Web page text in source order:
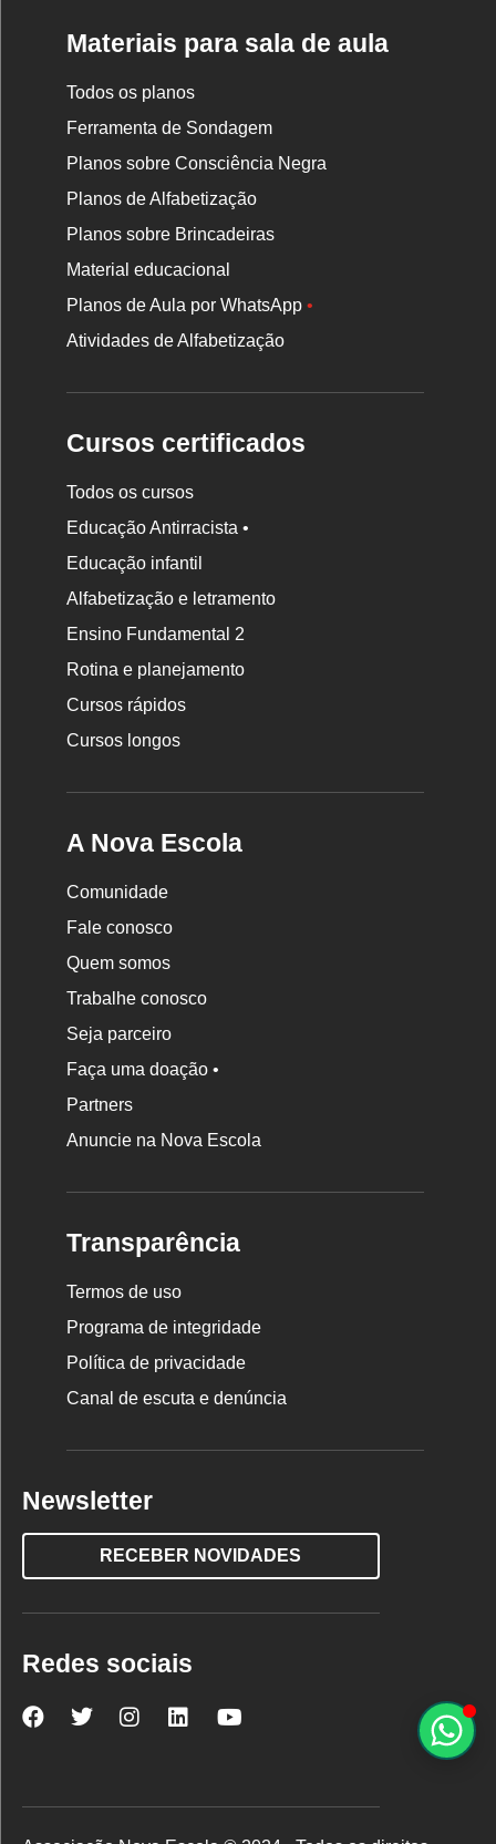
Materiais para sala de aula
Todos os planos
Ferramenta de Sondagem
Planos sobre Consciência Negra
Planos de Alfabetização
Planos sobre Brincadeiras
Material educacional
Planos de Aula por WhatsApp•
Atividades de Alfabetização
Cursos certificados
Todos os cursos
Educação Antirracista •
Educação infantil
Alfabetização e letramento
Ensino Fundamental 2
Rotina e planejamento
Cursos rápidos
Cursos longos
A Nova Escola
Comunidade
Fale conosco
Quem somos
Trabalhe conosco
Seja parceiro
Faça uma doação •
Partners
Anuncie na Nova Escola
Transparência
Termos de uso
Programa de integridade
Política de privacidade
Canal de escuta e denúncia
Newsletter
RECEBER NOVIDADES
Redes sociais
Nova
Facebook
Nova
Twitter
Nova
Instagram
Nova
LinkedInYouTube